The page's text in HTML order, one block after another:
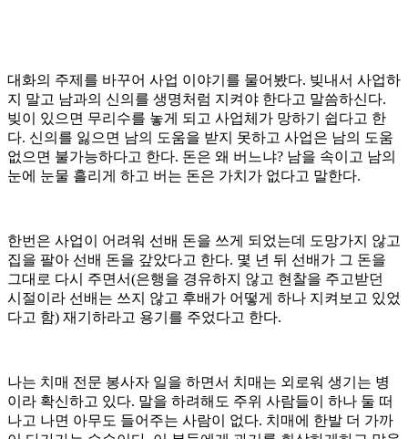
대화의 주제를 바꾸어 사업 이야기를 물어봤다. 빚내서 사업하
지 말고 남과의 신의를 생명처럼 지켜야 한다고 말씀하신다.
빚이 있으면 무리수를 놓게 되고 사업체가 망하기 쉽다고 한
다. 신의를 잃으면 남의 도움을 받지 못하고 사업은 남의 도움
없으면 불가능하다고 한다. 돈은 왜 버느냐? 남을 속이고 남의
눈에 눈물 흘리게 하고 버는 돈은 가치가 없다고 말한다.
한번은 사업이 어려워 선배 돈을 쓰게 되었는데 도망가지 않고
집을 팔아 선배 돈을 갚았다고 한다. 몇 년 뒤 선배가 그 돈을
그대로 다시 주면서(은행을 경유하지 않고 현찰을 주고받던
시절이라 선배는 쓰지 않고 후배가 어떻게 하나 지켜보고 있었
다고 함) 재기하라고 용기를 주었다고 한다.
나는 치매 전문 봉사자 일을 하면서 치매는 외로워 생기는 병
이라 확신하고 있다. 말을 하려해도 주위 사람들이 하나 둘 떠
나고 나면 아무도 들어주는 사람이 없다. 치매에 한발 더 가까